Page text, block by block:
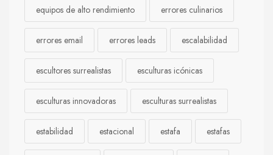
equipos de alto rendimiento errores culinarios
errores email errores leads escalabilidad
escultores surrealistas esculturas icónicas
esculturas innovadoras esculturas surrealistas
estabilidad estacional estafa estafas